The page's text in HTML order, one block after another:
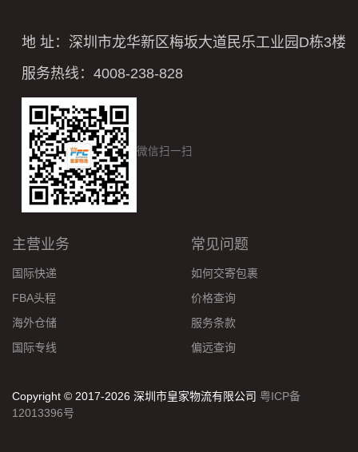
地 址：深圳市龙华新区梅坂大道民乐工业园D栋3楼
服务热线：4008-238-828
微信扫一扫
主营业务
国际快递
FBA头程
海外仓储
国际专线
常见问题
如何交寄包裹
价格查询
服务条款
偏远查询
Copyright © 2017-2026 深圳市皇家物流有限公司 粤ICP备
12013396号